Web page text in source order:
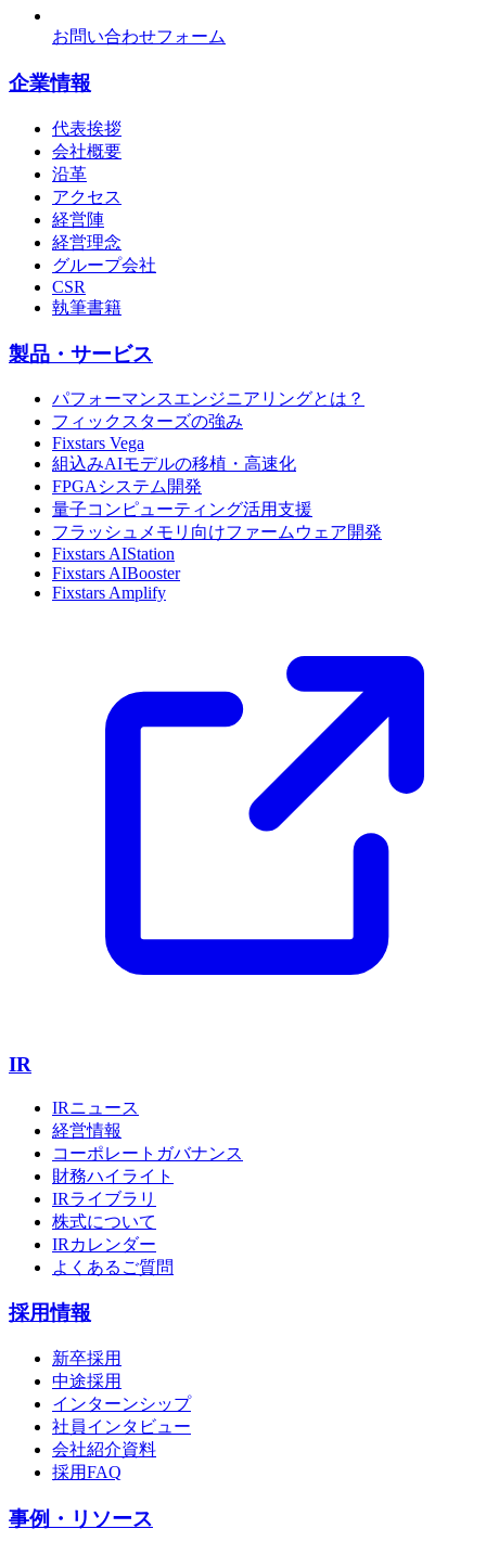
お問い合わせフォーム
企業情報
代表挨拶
会社概要
沿革
アクセス
経営陣
経営理念
グループ会社
CSR
執筆書籍
製品・サービス
パフォーマンスエンジニアリングとは？
フィックスターズの強み
Fixstars Vega
組込みAIモデルの移植・高速化
FPGAシステム開発
量子コンピューティング活用支援
フラッシュメモリ向けファームウェア開発
Fixstars AIStation
Fixstars AIBooster
Fixstars Amplify
IR
IRニュース
経営情報
コーポレートガバナンス
財務ハイライト
IRライブラリ
株式について
IRカレンダー
よくあるご質問
採用情報
新卒採用
中途採用
インターンシップ
社員インタビュー
会社紹介資料
採用FAQ
事例・リソース